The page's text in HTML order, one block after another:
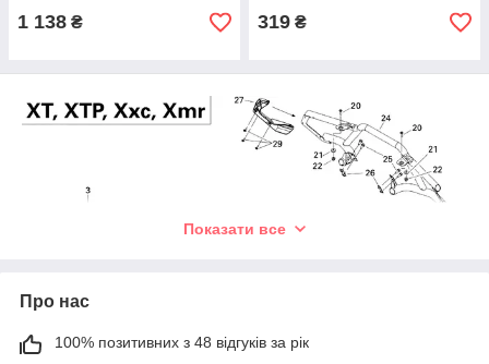
1 138 ₴ 319 ₴
Показати все
Про нас
100% позитивних з 48 відгуків за рік